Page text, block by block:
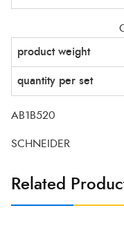
product weight
quantity per set
AB1B520
SCHNEIDER
Related